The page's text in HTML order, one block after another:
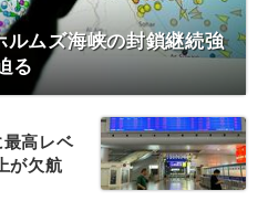
ルムズ海峡の封鎖継続強
る
高レベ
が欠航